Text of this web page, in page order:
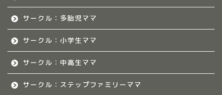
サークル：多胎児ママ
サークル：小学生ママ
サークル：中高生ママ
サークル：ステップファミリーママ
いて